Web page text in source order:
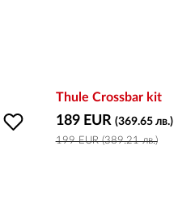
Thule Crossbar kit
189 EUR (369.65 лв.)
199 EUR (389.21 лв.)